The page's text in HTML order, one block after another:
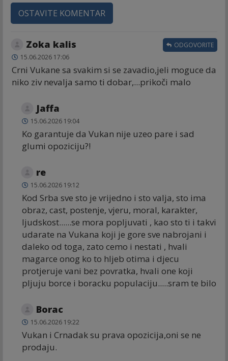
OSTAVITE KOMENTAR
Zoka kalis
15.06.2026 17:06
Crni Vukane sa svakim si se zavadio,jeli moguce da
niko ziv nevalja samo ti dobar,...prikoči malo
ODGOVORITE
Jaffa
15.06.2026 19:04
Ko garantuje da Vukan nije uzeo pare i sad
glumi opoziciju?!
re
15.06.2026 19:12
Kod Srba sve sto je vrijedno i sto valja, sto ima
obraz, cast, postenje, vjeru, moral, karakter,
ljudskost......se mora popljuvati , kao sto ti i takvi
udarate na Vukana koji je gore sve nabrojani i
daleko od toga, zato cemo i nestati , hvali
magarce onog ko to hljeb otima i djecu
protjeruje vani bez povratka, hvali one koji
pljuju borce i boracku populaciju.....sram te bilo
Borac
15.06.2026 19:22
Vukan i Crnadak su prava opozicija,oni se ne
prodaju.